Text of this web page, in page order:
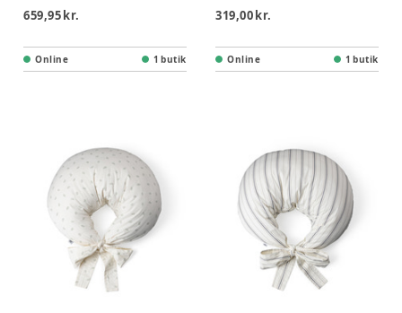
659,95 kr.
Online 1 butik
319,00 kr.
Online 1 butik